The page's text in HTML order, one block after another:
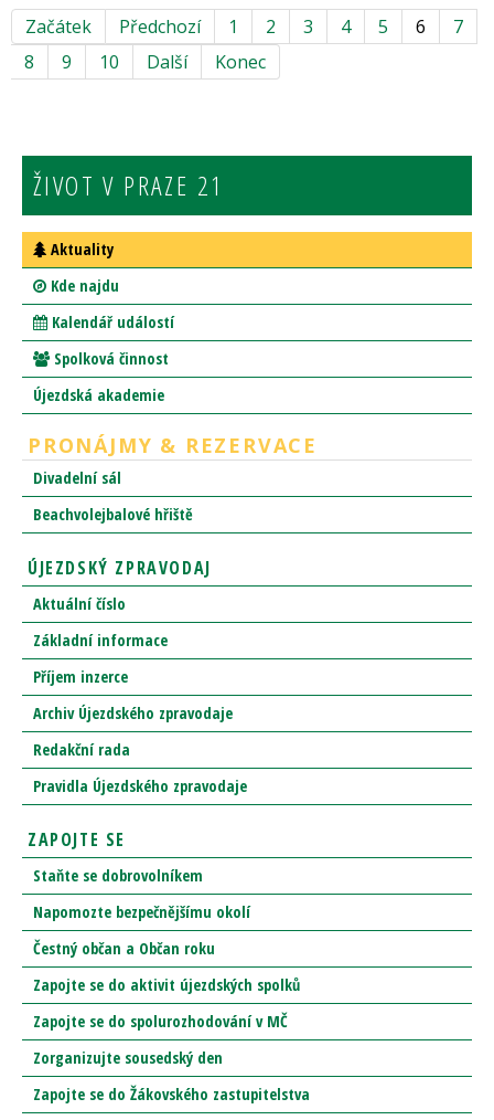
Začátek Předchozí 1 2 3 4 5 6
7
8
9 10 Další Konec
ŽIVOT V PRAZE 21
Aktuality
Kde najdu
Kalendář událostí
Spolková činnost
Újezdská akademie
PRONÁJMY & REZERVACE
Divadelní sál
Beachvolejbalové hřiště
ÚJEZDSKÝ ZPRAVODAJ
Aktuální číslo
Základní informace
Příjem inzerce
Archiv Újezdského zpravodaje
Redakční rada
Pravidla Újezdského zpravodaje
ZAPOJTE SE
Staňte se dobrovolníkem
Napomozte bezpečnějšímu okolí
Čestný občan a Občan roku
Zapojte se do aktivit újezdských spolků
Zapojte se do spolurozhodování v MČ
Zorganizujte sousedský den
Zapojte se do Žákovského zastupitelstva